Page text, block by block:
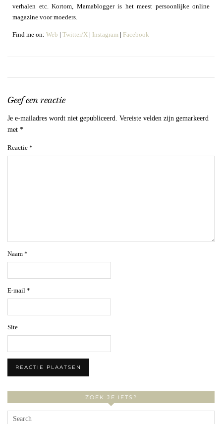
verhalen etc. Kortom, Mamablogger is het meest persoonlijke online
magazine voor moeders.
Find me on: Web | Twitter/X | Instagram | Facebook
Geef een reactie
Je e-mailadres wordt niet gepubliceerd. Vereiste velden zijn gemarkeerd
met *
Reactie *
Naam *
E-mail *
Site
ZOEK JE IETS?